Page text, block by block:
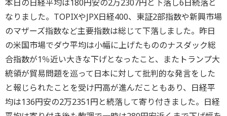
本日の日経平均は180円安の2万2307円と下落し6日続落と
なりました。TOPIXやJPX日経400、東証2部指数や新興市場
のマザーズ指数など主要指数は総じて下落しました。昨日
の米国市場でダウ平均は小幅に上げたもののナスダック総
合指数が1％近い大きな下げとなったこと、またトランプ大
統領が貿易問題を巡って日本に対して批判的な発言をした
と報じられたことを受け円高が進んだこともあり、日経平
均は136円安の2万2351円と続落して寄り付きました。日経